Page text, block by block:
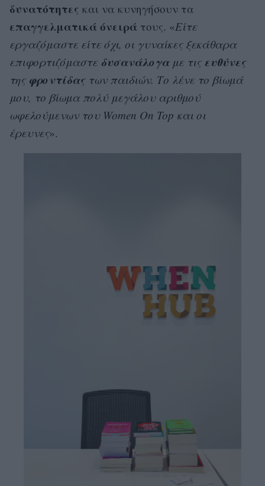
δυνατότητες και να κυνηγήσουν τα
επαγγελματικάόνειρά τους. «Είτε
εργαζόμαστε είτε όχι, οι γυναίκες ξεκάθαρα
επιφορτιζόμαστε δυσανάλογαμε τις ευθύνες
της φροντίδαςτων παιδιών. Το λένε το βίωμά
μου, το βίωμα πολύ μεγάλου αριθμού
ωφελούμενων του Women On Top και οι
έρευνες».